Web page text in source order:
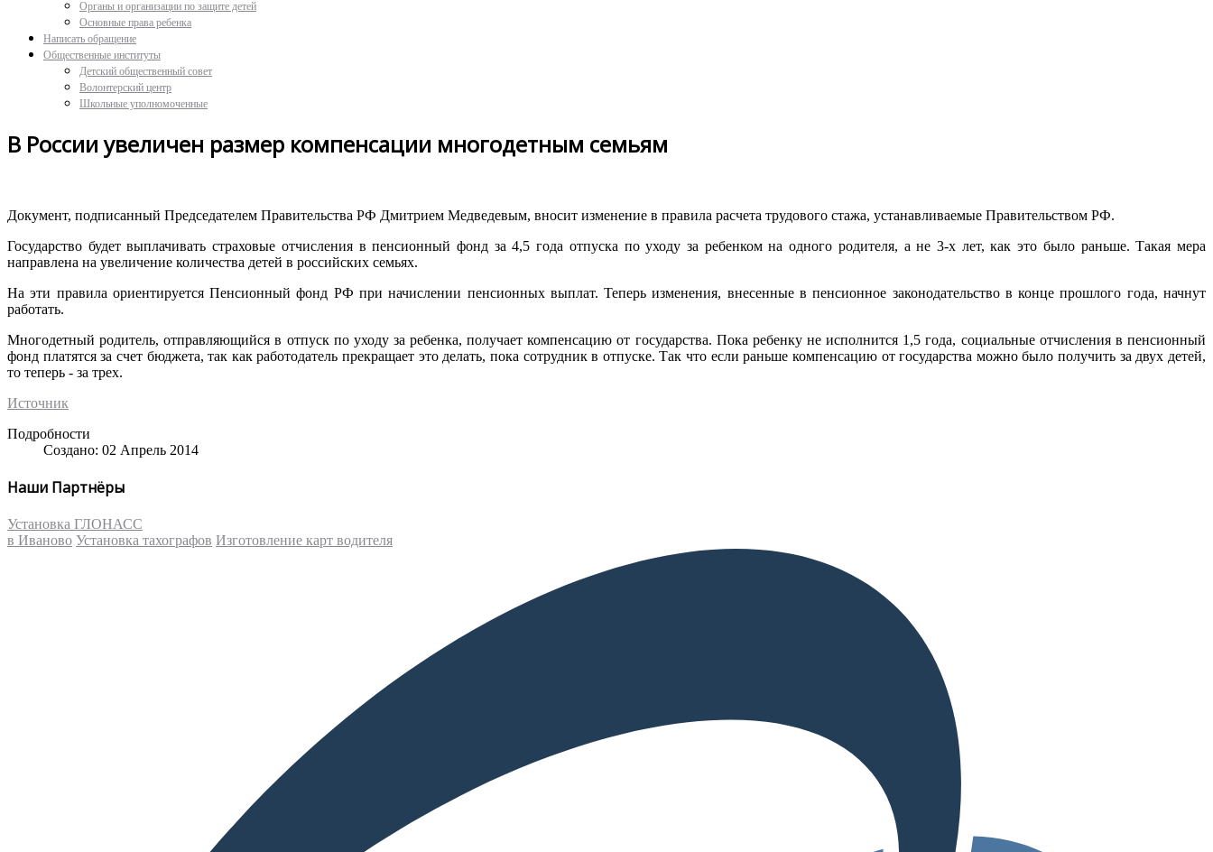
Органы и организации по защите детей
Основные права ребенка
Написать обращение
Общественные институты
Детский общественный совет
Волонтерский центр
Школьные уполномоченные
В России увеличен размер компенсации многодетным семьям
Документ, подписанный Председателем Правительства РФ Дмитрием Медведевым, вносит изменение в правила расчета трудового стажа, устанавливаемые Правительством РФ.
Государство будет выплачивать страховые отчисления в пенсионный фонд за 4,5 года отпуска по уходу за ребенком на одного родителя, а не 3-х лет, как это было раньше. Такая мера
направлена на увеличение количества детей в российских семьях.
На эти правила ориентируется Пенсионный фонд РФ при начислении пенсионных выплат. Теперь изменения, внесенные в пенсионное законодательство в конце прошлого года, начнут
работать.
Многодетный родитель, отправляющийся в отпуск по уходу за ребенка, получает компенсацию от государства. Пока ребенку не исполнится 1,5 года, социальные отчисления в пенсионный
фонд платятся за счет бюджета, так как работодатель прекращает это делать, пока сотрудник в отпуске. Так что если раньше компенсацию от государства можно было получить за двух детей,
то теперь - за трех.
Источник
Подробности
Создано: 02 Апрель 2014
Наши Партнёры
Установка ГЛОНАСС
в Иваново Установка тахографов Изготовление карт водителя